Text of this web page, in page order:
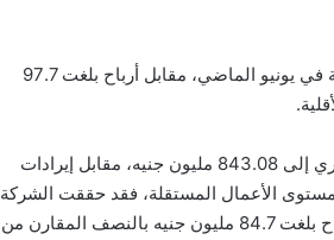
وحققت الشركة أرباحاً بلغت 101.9 مليون جنيه خلال الستة أشهر المنتهية في يونيو الماضي، مقابل أرباح بلغت 97.7
وارتفعت إيرادات الأنشطة لدى الشركة خلال النصف الأول من العام الجاري إلى 843.08 مليون جنيه، مقابل إيرادات
مستوى الأعمال المستقلة، فقد حققت الشركة
أرباحاً بلغت 88.4 مليون جنيه بالنصف الأول من العام الجاري، مقابل أرباح بلغت 84.7 مليون جنيه بالنصف المقارن من